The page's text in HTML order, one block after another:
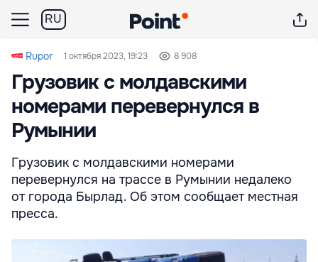
RU
Rupor 1 октября 2023, 19:23 8 908
Грузовик с молдавскими
номерами перевернулся в
Румынии
Грузовик с молдавскими номерами
перевернулся на трассе в Румынии недалеко
от города Бырлад. Об этом сообщает местная
пресса.